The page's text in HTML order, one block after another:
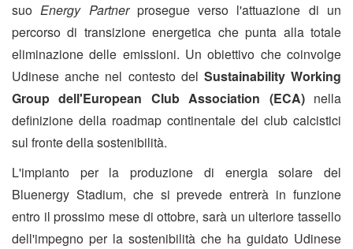
suo Energy Partner prosegue verso l'attuazione di un
percorso di transizione energetica che punta alla totale
eliminazione delle emissioni. Un obiettivo che coinvolge
Udinese anche nel contesto del Sustainability Working
Group dell'European Club Association (ECA) nella
definizione della roadmap continentale dei club calcistici
sul fronte della sostenibilità.
L'impianto per la produzione di energia solare del
Bluenergy Stadium, che si prevede entrerà in funzione
entro il prossimo mese di ottobre, sarà un ulteriore tassello
dell'impegno per la sostenibilità che ha guidato Udinese